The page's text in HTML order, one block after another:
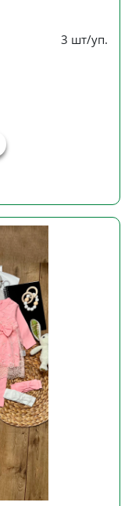
3 шт/уп.